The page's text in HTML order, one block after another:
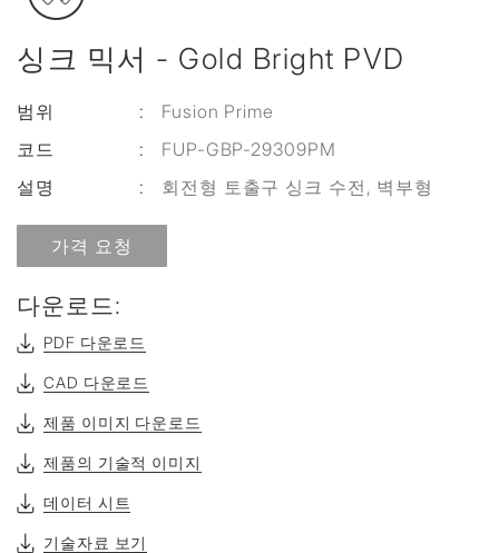
싱크 믹서 - Gold Bright PVD
범위 :
Fusion Prime
코드
:
FUP-GBP-29309PM
설명
: 회전형 토출구 싱크 수전, 벽부형
가격 요청
다운로드:
PDF 다운로드
CAD 다운로드
제품 이미지 다운로드
제품의 기술적 이미지
데이터 시트
기술자료 보기